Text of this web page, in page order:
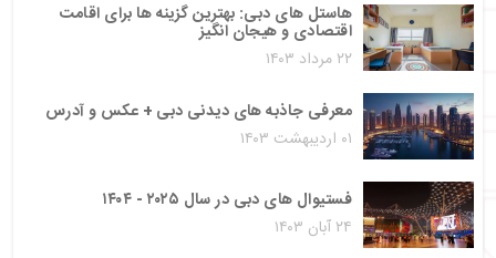
هاستل‌ های دبی: بهترین گزینه‌ ها برای اقامت
اقتصادی و هیجان‌ انگیز
۲۲ مرداد ۱۴۰۳
معرفی جاذبه های دیدنی دبی + عکس و آدرس
۰۱ اردیبهشت ۱۴۰۳
فستیوال های دبی در سال ۲۰۲۵ - ۱۴۰۴
۲۴ آبان ۱۴۰۳